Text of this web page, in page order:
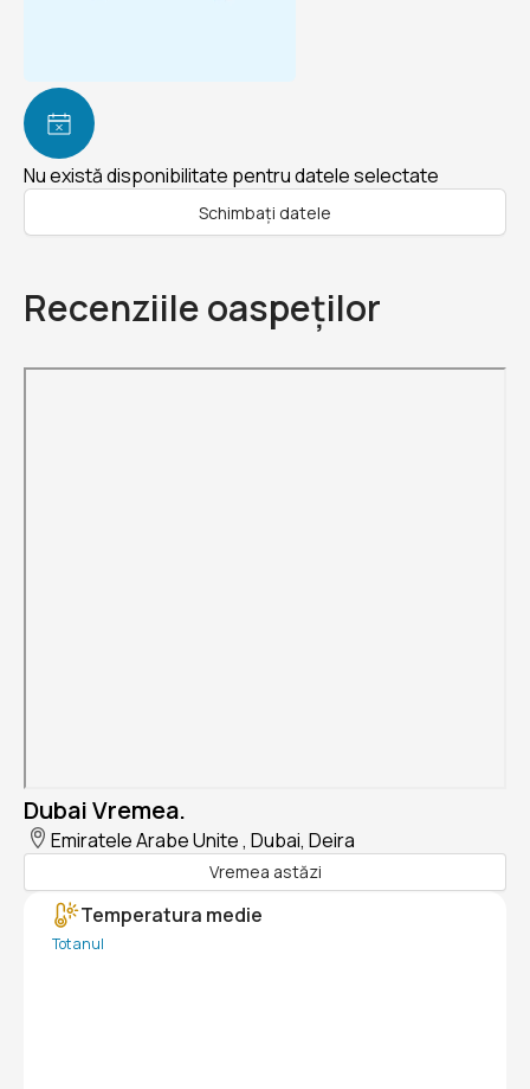
Nu există disponibilitate pentru datele selectate
Schimbați datele
Recenziile oaspeților
Dubai Vremea.
Emiratele Arabe Unite , Dubai, Deira
Vremea astăzi
Temperatura medie
Tot anul